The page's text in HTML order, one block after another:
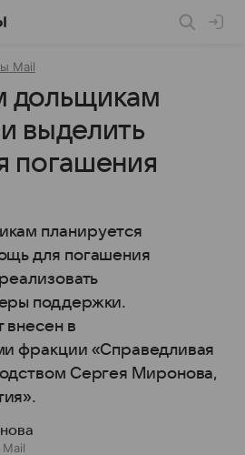
Mail
дольщикам
выделить
погашения
планируется
для погашения
поддержки.
внесен в
фракции «Справедливая
Сергея Миронова,